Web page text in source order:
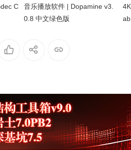
C
音乐播放软件 | Dopamine v3.
0.8 中文绿色版